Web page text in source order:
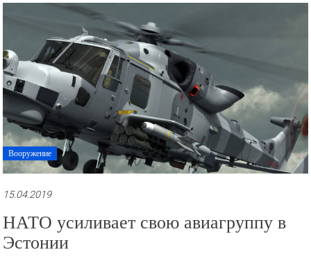
презентации.
Вооружение
15.04.2019
НАТО усиливает свою авиагруппу в
Эстонии